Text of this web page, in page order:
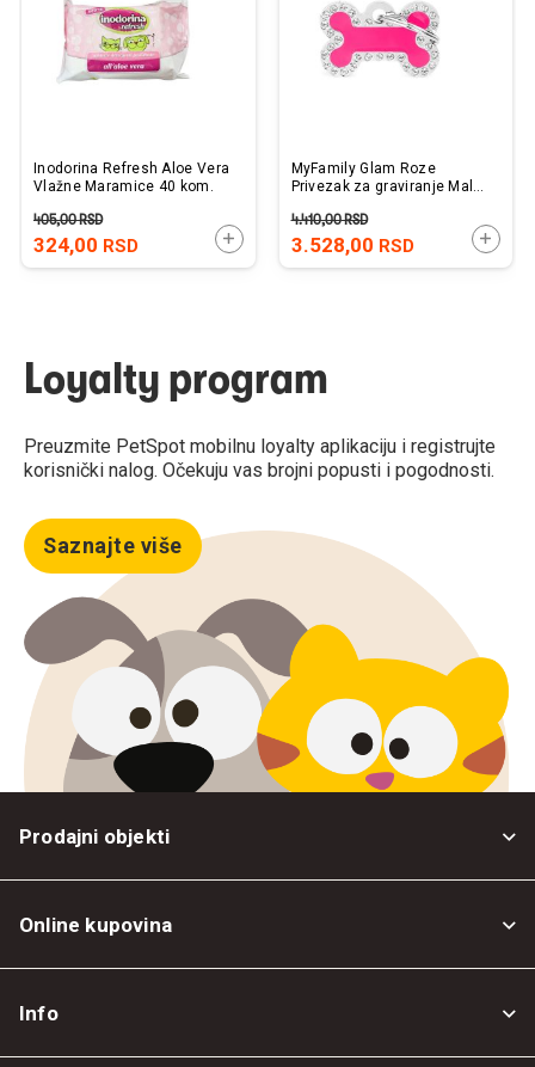
Inodorina Refresh Aloe Vera
Vlažne Maramice 40 kom.
324,00 RSD
405,00RSD
DODAJTE U KORPU
MyFamily Glam Roze
Privezak za graviranje Mala
30x19mm
3.528,00 RSD
4.410,00RSD
Loyalty program
Preuzmite PetSpot mobilnu loyalty aplikaciju i registrujte
korisnički nalog. Očekuju vas brojni popusti i pogodnosti.
Saznajte više
Prodajni objekti
Online kupovina
Info